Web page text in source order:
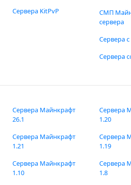
Сервера KitPvP
СМП
сервера
Сервера
Сервера
Сервера Майнкрафт
26.1
Сервера Майнкрафт
1.21
Сервера
1.20
Сервера
1.19
Сервера Майнкрафт
1.10
Сервера
1.8